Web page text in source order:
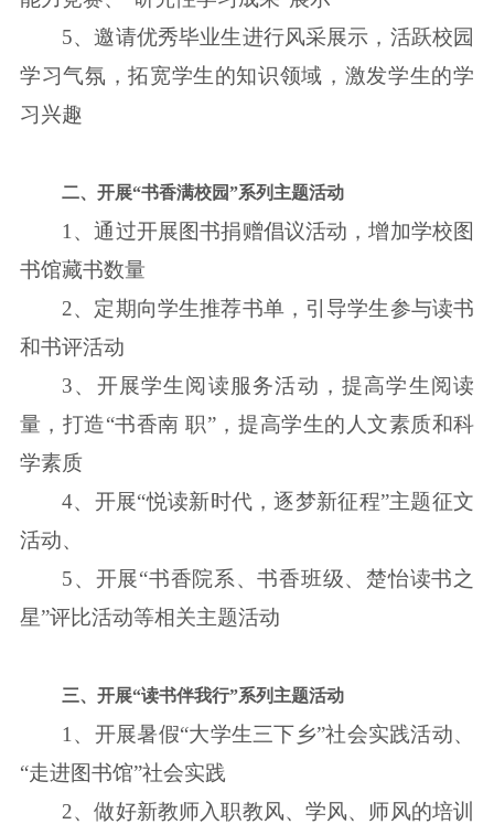
5、邀请优秀毕业生进行风采展示，活跃校园
学习气氛，拓宽学生的知识领域，激发学生的学
习兴趣
二、开展“书香满校园”系列主题活动
1、通过开展图书捐赠倡议活动，增加学校图
书馆藏书数量
2、定期向学生推荐书单，引导学生参与读书
和书评活动
3、开展学生阅读服务活动，提高学生阅读
量，打造“书香南 职”，提高学生的人文素质和科
学素质
4、开展“悦读新时代，逐梦新征程”主题征文
活动、
5、开展“书香院系、书香班级、楚怡读书之
星”评比活动等相关主题活动
三、开展“读书伴我行”系列主题活动
1、开展暑假“大学生三下乡”社会实践活动、
“走进图书馆”社会实践
2、做好新教师入职教风、学风、师风的培训